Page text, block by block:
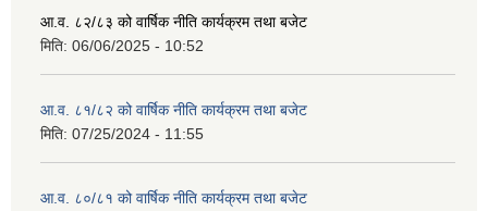
आ.व. ८२/८३ को वार्षिक नीति कार्यक्रम तथा बजेट
मिति: 06/06/2025 - 10:52
आ.व. ८१/८२ को वार्षिक नीति कार्यक्रम तथा बजेट
मिति: 07/25/2024 - 11:55
आ.व. ८०/८१ को वार्षिक नीति कार्यक्रम तथा बजेट